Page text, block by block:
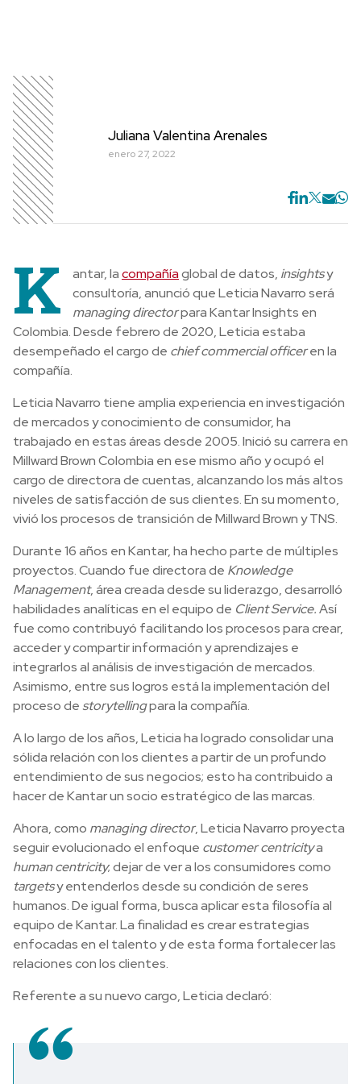
Juliana Valentina Arenales
enero 27, 2022
K antar, lacompañíaglobal de datos, insightsy
consultoría, anunció que Leticia Navarro será
managing directorpara Kantar Insights en
Colombia. Desde febrero de 2020, Leticia estaba
desempeñado el cargo de chief commercial officeren la
compañía.
Leticia Navarro tiene amplia experiencia en investigación
de mercados y conocimiento de consumidor, ha
trabajado en estas áreas desde 2005.Inició su carrera en
Millward Brown Colombia en ese mismo año y ocupó el
cargo de directora de cuentas, alcanzando los más altos
niveles de satisfacción de sus clientes. En su momento,
vivió los procesos de transición de Millward Brown y TNS.
Durante 16 años en Kantar, ha hecho parte de múltiples
proyectos. Cuando fue directora de Knowledge
Management, área creada desde su liderazgo, desarrolló
habilidades analíticas en el equipo de Client Service.Así
fue como contribuyó facilitando los procesos para crear,
acceder y compartir información y aprendizajes e
integrarlos al análisis de investigación de mercados.
Asimismo, entre sus logros está la implementación del
proceso destorytellingpara la compañía.
A lo largo de los años, Leticiaha logrado consolidar una
sólida relación con los clientes a partir de un profundo
entendimiento de sus negocios; esto ha contribuido a
hacer de Kantar un socio estratégico de las marcas.
Ahora, como managing director, Leticia Navarro proyecta
seguir evolucionado el enfoque customer centricitya
human centricity; dejar de ver a los consumidores como
targetsy entenderlos desde su condición de seres
humanos. De igual forma, busca aplicar esta filosofía al
equipo de Kantar. La finalidad es crear estrategias
enfocadas en el talento y de esta forma fortalecer las
relaciones con los clientes.
Referente a su nuevo cargo, Leticia declaró: